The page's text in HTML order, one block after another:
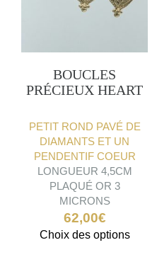
BOUCLES
PRÉCIEUX HEART
PETIT ROND PAVÉ DE
DIAMANTS ET UN
PENDENTIF COEUR
LONGUEUR 4,5CM
PLAQUÉ OR 3
MICRONS
62,00€
Choix des optionsCe